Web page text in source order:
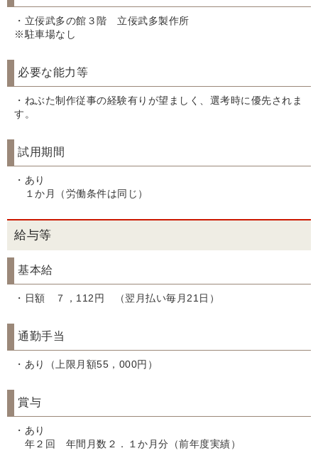
・立佞武多の館３階 立佞武多製作所
※駐車場なし
必要な能力等
・ねぶた制作従事の経験有りが望ましく、選考時に優先されま
す。
試用期間
・あり
１か月（労働条件は同じ）
給与等
基本給
・日額 ７，112円 （翌月払い毎月21日）
通勤手当
・あり（上限月額55，000円）
賞与
・あり
年２回 年間月数２．１か月分（前年度実績）